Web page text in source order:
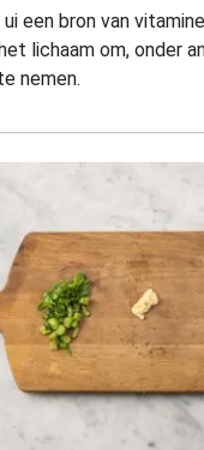
een bron van
lichaam om, onder
nemen.